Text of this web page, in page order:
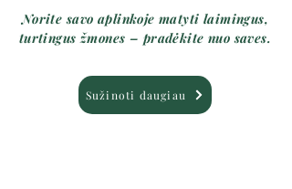
Norite savo aplinkoje matyti laimingus,
turtingus žmones – pradėkite nuo saves.
Sužinoti daugiau